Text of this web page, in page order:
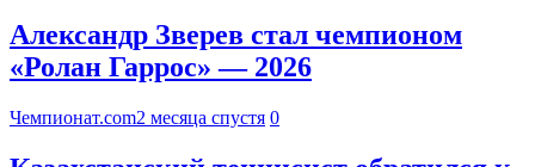
Александр Зверев стал чемпионом
«Ролан Гаррос» — 2026
Чемпионат.com2 месяца спустя 0